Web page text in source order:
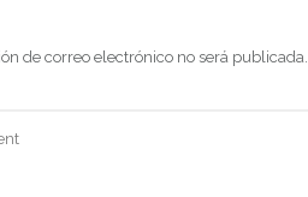
de correo electrónico no será publicada.